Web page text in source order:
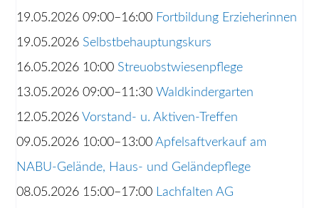
19.05.2026 09:00–16:00 Fortbildung Erzieherinnen
19.05.2026 Selbstbehauptungskurs
16.05.2026 10:00 Streuobstwiesenpflege
13.05.2026 09:00–11:30 Waldkindergarten
12.05.2026 Vorstand- u. Aktiven-Treffen
09.05.2026 10:00–13:00 Apfelsaftverkauf am
NABU-Gelände, Haus- und Geländepflege
08.05.2026 15:00–17:00 Lachfalten AG